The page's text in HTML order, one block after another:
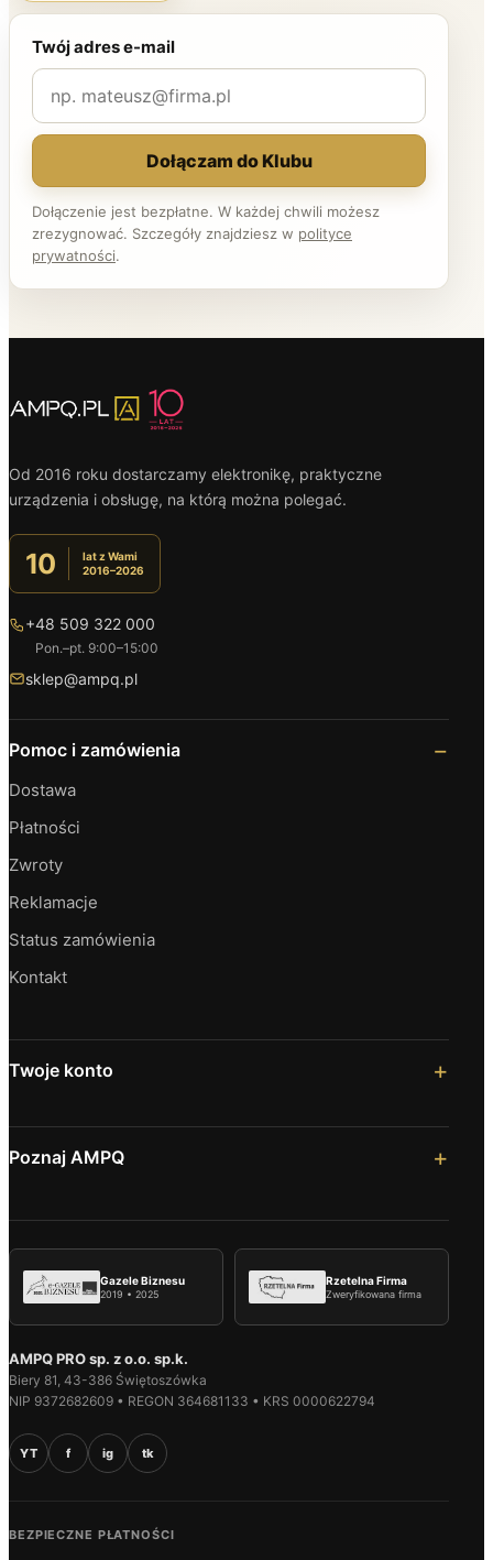
Twój adres e-mail
Dołączam do Klubu
Dołączenie jest bezpłatne. W każdej chwili możesz
zrezygnować. Szczegóły znajdziesz w polityce
prywatności.
Od 2016 roku dostarczamy elektronikę, praktyczne
urządzenia i obsługę, na którą można polegać.
10
lat z Wami
2016–2026
+48 509 322 000
Pon.–pt. 9:00–15:00
sklep@ampq.pl
Pomoc i zamówienia
Dostawa
Płatności
Zwroty
Reklamacje
Status zamówienia
Kontakt
Twoje konto
Poznaj AMPQ
Gazele Biznesu
2019 • 2025
Rzetelna Firma
Zweryfikowana firma
AMPQ PRO sp. z o.o. sp.k.
Biery 81, 43-386 Świętoszówka
NIP 9372682609 • REGON 364681133 • KRS 0000622794
YT f ig tk
BEZPIECZNE PŁATNOŚCI